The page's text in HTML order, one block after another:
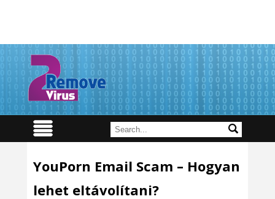
YouPorn Email Scam – Hogyan
lehet eltávolítani?